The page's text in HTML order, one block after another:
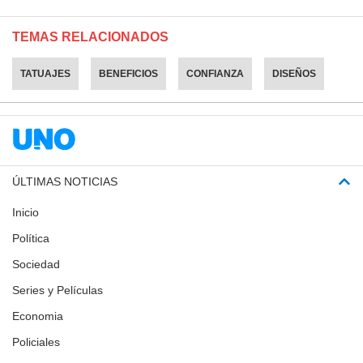
TEMAS RELACIONADOS
TATUAJES BENEFICIOS CONFIANZA DISEÑOS
ÚLTIMAS NOTICIAS
Inicio
Política
Sociedad
Series y Películas
Economia
Policiales